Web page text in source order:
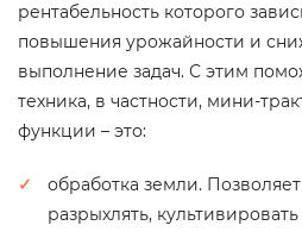
рентабельность которого
повышения урожайности и
выполнение задач. С этим
техника, в частности, мини-
функции – это:
обработка земли.
разрыхлять,